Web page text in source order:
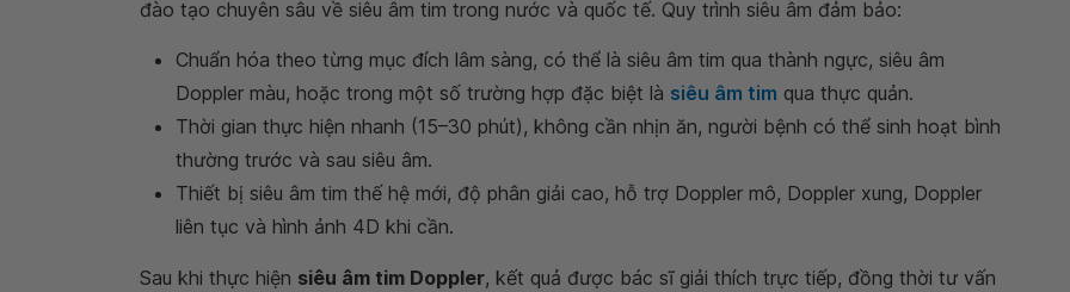
đào tạo chuyên sâu về siêu âm tim trong nước và quốc tế. Quy trình siêu âm đảm bảo:
Chuẩn hóa theo từng mục đích lâm sàng, có thể là siêu âm tim qua thành ngực, siêu âm
Doppler màu, hoặc trong một số trường hợp đặc biệt là siêu âm tim qua thực quản.
Thời gian thực hiện nhanh (15–30 phút), không cần nhịn ăn, người bệnh có thể sinh hoạt bình
thường trước và sau siêu âm.
Thiết bị siêu âm tim thế hệ mới, độ phân giải cao, hỗ trợ Doppler mô, Doppler xung, Doppler
liên tục và hình ảnh 4D khi cần.
Sau khi thực hiện siêu âm tim Doppler, kết quả được bác sĩ giải thích trực tiếp, đồng thời tư vấn